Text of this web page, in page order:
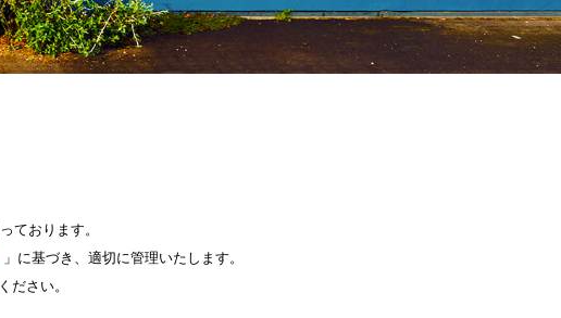
ております。
」に基づき、適切に管理いたします。
ださい。